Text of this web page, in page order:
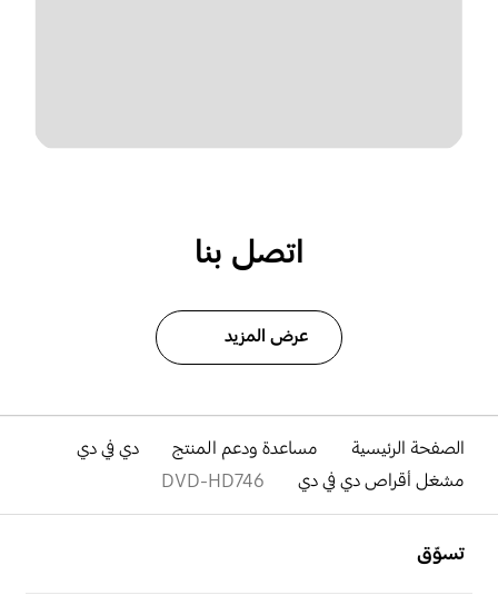
اتصل بنا
عرض المزيد
الصفحة الرئيسية مساعدة ودعم المنتج
دي في دي
مشغل أقراص دي في دي
DVD-HD746
تسوّق